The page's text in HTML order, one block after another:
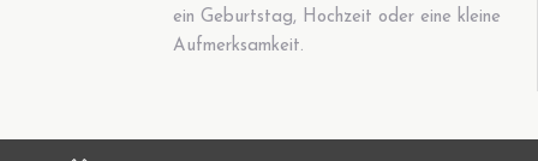
ein Geburtstag, Hochzeit oder eine kleine
Aufmerksamkeit.